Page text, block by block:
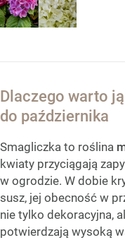
Dlaczego warto
do października
Smagliczka to roślina
kwiaty przyciągają
w ogrodzie. W dobie
susz, jej obecność w
nie tylko dekoracyjna,
potwierdzają wysoką